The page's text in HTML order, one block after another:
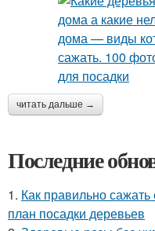
читать дальше →
Последние
1. Как правильно
план посадки деревьев